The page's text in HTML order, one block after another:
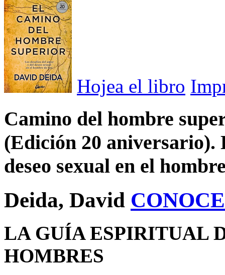
Hojea el libro
Camino del hombre
(Edición 20 aniversario).
deseo sexual en el
Deida, David
LA GUÍA ESPIRITUAL
HOMBRES